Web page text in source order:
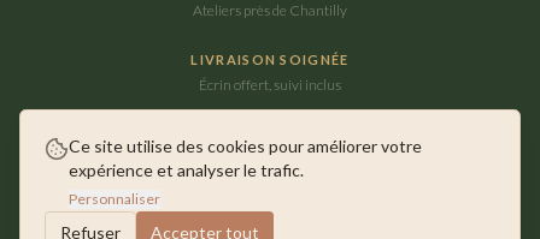
Ateliers près de Chantilly
LIVRAISON SOIGNÉE
Écrin offert, suivi inclus
Faits main près de Chantilly
Ce site utilise des cookies pour améliorer votre
expérience et analyser le trafic.
Personnaliser
Refuser Accepter tout